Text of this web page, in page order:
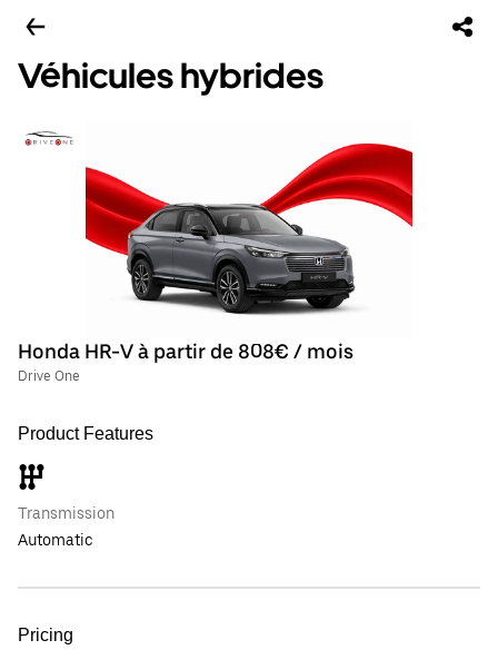
Véhicules hybrides
Honda HR-V à partir de 808€ / mois
Drive One
Product Features
Transmission
Automatic
Pricing